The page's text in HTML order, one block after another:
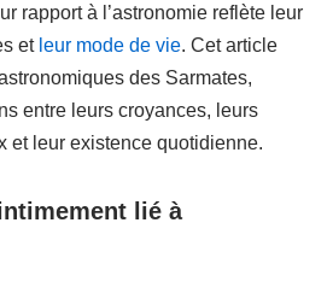
rapport à l’astronomie reflète leur
et leur mode de vie. Cet article
des Sarmates,
entre leurs croyances, leurs
et leur existence quotidienne.
lié à